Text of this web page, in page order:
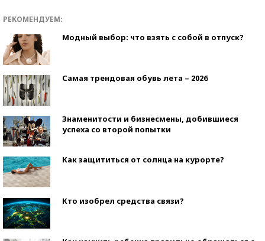
РЕКОМЕНДУЕМ:
Модный выбор: что взять с собой в отпуск?
Самая трендовая обувь лета – 2026
Знаменитости и бизнесмены, добившиеся
успеха со второй попытки
Как защититься от солнца на курорте?
Кто изобрел средства связи?